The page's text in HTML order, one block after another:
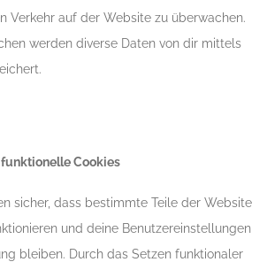
Verkehr auf der Website zu überwachen.
werden diverse Daten von dir mittels
funktionelle Cookies
sicher, dass bestimmte Teile der Website
und deine Benutzereinstellungen
bleiben. Durch das Setzen funktionaler